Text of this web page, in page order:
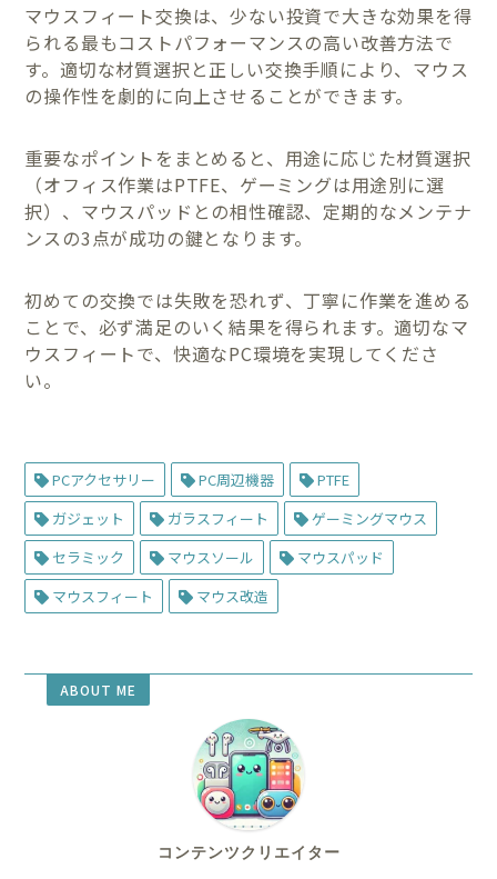
マウスフィート交換は、少ない投資で大きな効果を得
られる最もコストパフォーマンスの高い改善方法で
す。適切な材質選択と正しい交換手順により、マウス
の操作性を劇的に向上させることができます。
重要なポイントをまとめると、用途に応じた材質選択
（オフィス作業はPTFE、ゲーミングは用途別に選
択）、マウスパッドとの相性確認、定期的なメンテナ
ンスの3点が成功の鍵となります。
初めての交換では失敗を恐れず、丁寧に作業を進める
ことで、必ず満足のいく結果を得られます。適切なマ
ウスフィートで、快適なPC環境を実現してくださ
い。
PCアクセサリー PC周辺機器
PTFE
ガジェット
ガラスフィート
ゲーミングマウス
セラミック
マウスソール
マウスパッド
マウスフィート
マウス改造
ABOUT ME
コンテンツクリエイター